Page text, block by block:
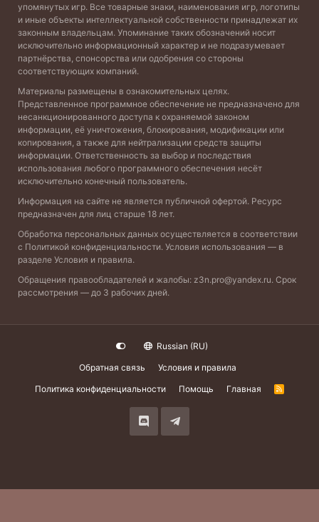
упомянутых игр. Все товарные знаки, наименования игр, логотипы
и иные объекты интеллектуальной собственности принадлежат их
законным владельцам. Упоминание таких обозначений носит
исключительно информационный характер и не подразумевает
партнёрства, спонсорства или одобрения со стороны
соответствующих компаний.
Материалы размещены в ознакомительных целях.
Представленное программное обеспечение не предназначено для
несанкционированного доступа к охраняемой законом
информации, её уничтожения, блокирования, модификации или
копирования, а также для нейтрализации средств защиты
информации. Ответственность за выбор и последствия
использования любого программного обеспечения несёт
исключительно конечный пользователь.
Информация на сайте не является публичной офертой. Ресурс
предназначен для лиц старше 18 лет.
Обработка персональных данных осуществляется в соответствии
с Политикой конфиденциальности. Условия использования — в
разделе Условия и правила.
Обращения правообладателей и жалобы: z3n.pro@yandex.ru. Срок
рассмотрения — до 3 рабочих дней.
Russian (RU)
Обратная связь
Условия и правила
Политика конфиденциальности
Помощь Главная
R